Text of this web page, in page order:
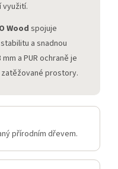
Wood spojuje
a snadnou
a PUR ochraně je
prostory.
přírodním dřevem.